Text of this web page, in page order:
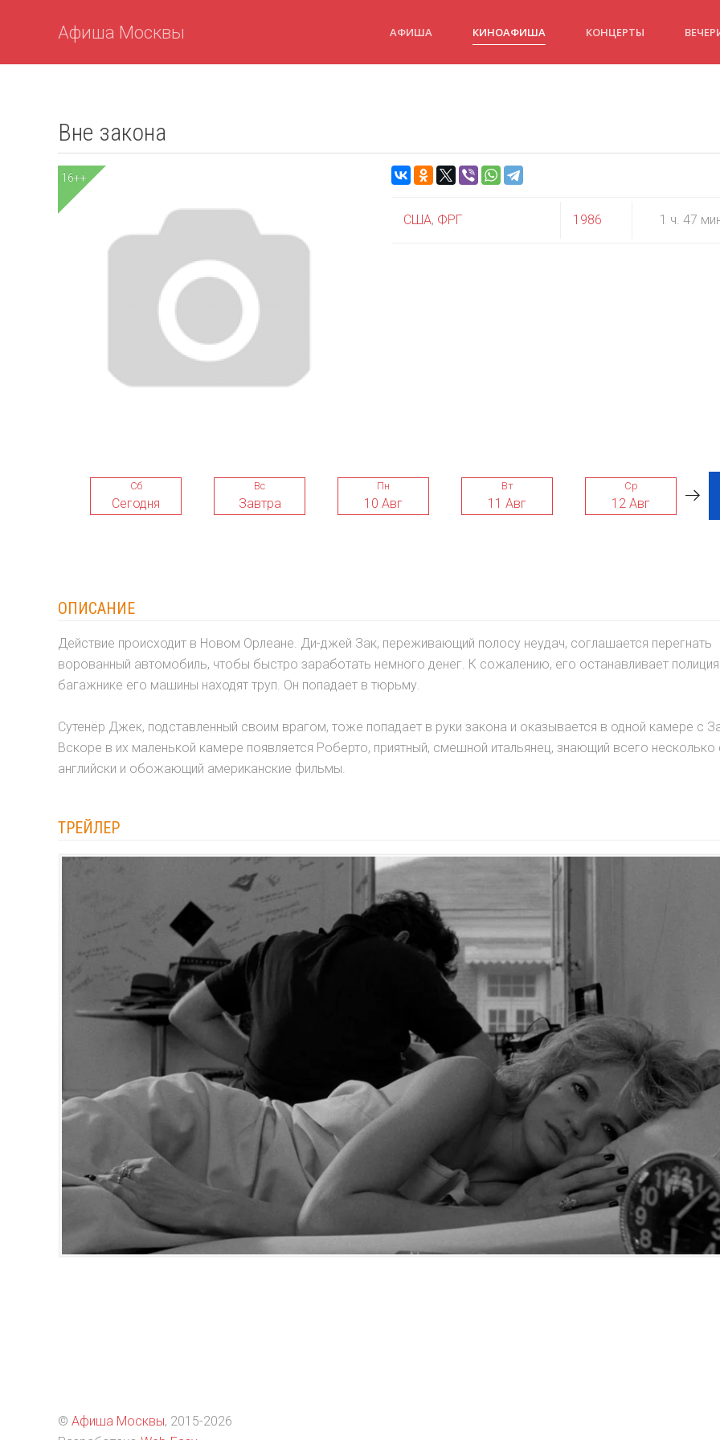
Афиша Москвы АФИША КИНОАФИША КОНЦЕРТЫ
Вне закона
16++
США, ФРГ 1986 1 ч. 47
Сб
Сегодня
Вс
Завтра
Пн
10 Авг
Вт
11 Авг
Ср
12 Авг
ОПИСАНИЕ
Действие происходит в Новом Орлеане. Ди-джей Зак, переживающий полосу неудач, соглашается перегнать
ворованный автомобиль, чтобы быстро заработать немного денег. К сожалению, его останавливает
багажнике его машины находят труп. Он попадает в тюрьму.
Сутенёр Джек, подставленный своим врагом, тоже попадает в руки закона и оказывается в одной камере с
Вскоре в их маленькой камере появляется Роберто, приятный, смешной итальянец, знающий всего несколько
английски и обожающий американские фильмы.
ТРЕЙЛЕР
© Афиша Москвы, 2015-2026